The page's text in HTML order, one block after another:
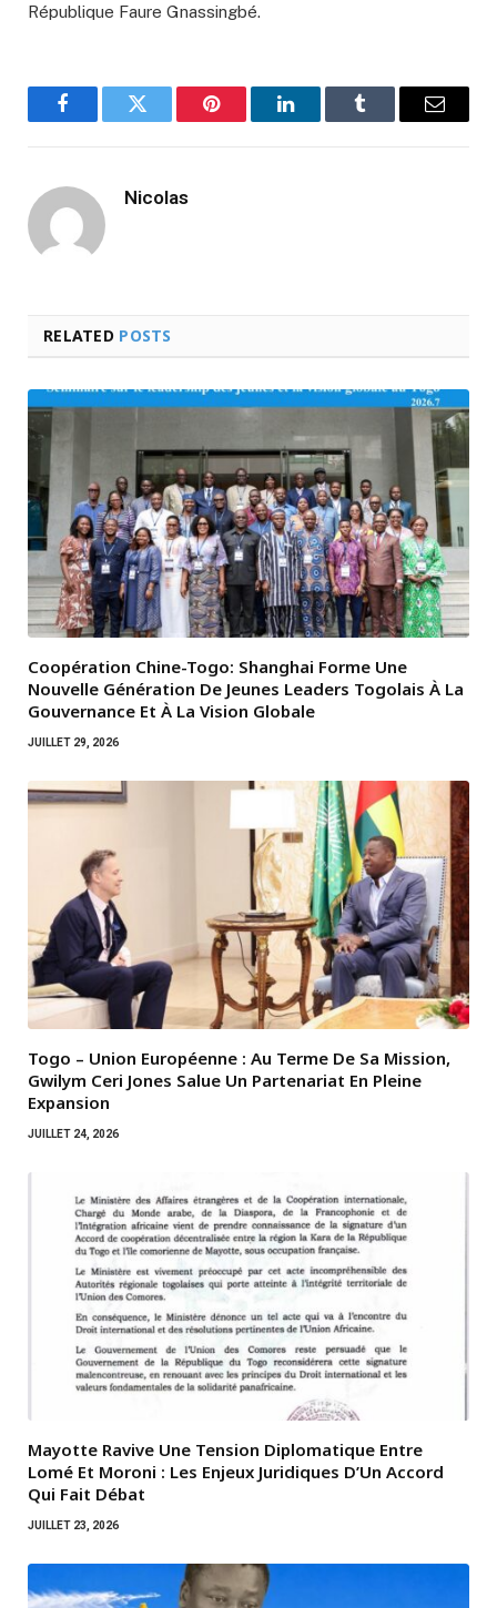
République Faure Gnassingbé.
FacebookTwitter Pinterest LinkedInTumblr Email
Nicolas
RELATED POSTS
Coopération Chine-Togo: Shanghai Forme Une
Nouvelle Génération De Jeunes Leaders Togolais À La
Gouvernance Et À La Vision Globale
JUILLET 29, 2026
Togo – Union Européenne : Au Terme De Sa Mission,
Gwilym Ceri Jones Salue Un Partenariat En Pleine
Expansion
JUILLET 24, 2026
Mayotte Ravive Une Tension Diplomatique Entre
Lomé Et Moroni : Les Enjeux Juridiques D’Un Accord
Qui Fait Débat
JUILLET 23, 2026